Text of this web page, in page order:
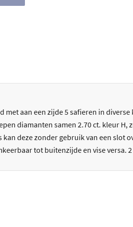
aan een zijde 5 safieren in diverse
diamanten samen 2.70 ct. kleur H,
deze zonder gebruik van een slot
tot buitenzijde en vise versa. 2